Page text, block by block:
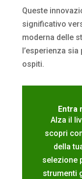
Queste
significativo
moderna delle
l’esperienza
ospiti.
Entra
Alza il
scopri
della
selezione
strumenti